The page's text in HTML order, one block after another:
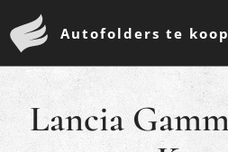
Autofolders te
Lancia